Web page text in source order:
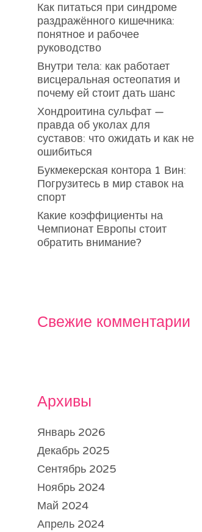
Как питаться при синдроме
раздражённого кишечника:
понятное и рабочее
руководство
Внутри тела: как работает
висцеральная остеопатия и
почему ей стоит дать шанс
Хондроитина сульфат —
правда об уколах для
суставов: что ожидать и как не
ошибиться
Букмекерская контора 1 Вин:
Погрузитесь в мир ставок на
спорт
Какие коэффициенты на
Чемпионат Европы стоит
обратить внимание?
Свежие комментарии
Архивы
Январь 2026
Декабрь 2025
Сентябрь 2025
Ноябрь 2024
Май 2024
Апрель 2024